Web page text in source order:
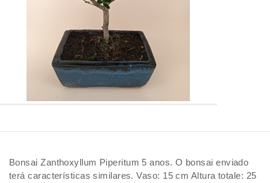
Bonsai Zanthoxyllum Piperitum 5 anos. O bonsai enviado
terá características similares. Vaso: 15 cm Altura totale: 25